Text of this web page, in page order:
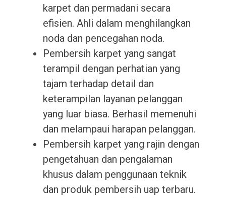
karpet dan permadani secara
efisien. Ahli dalam menghilangkan
noda dan pencegahan noda.
Pembersih karpet yang sangat
terampil dengan perhatian yang
tajam terhadap detail dan
keterampilan layanan pelanggan
yang luar biasa. Berhasil memenuhi
dan melampaui harapan pelanggan.
Pembersih karpet yang rajin dengan
pengetahuan dan pengalaman
khusus dalam penggunaan teknik
dan produk pembersih uap terbaru.